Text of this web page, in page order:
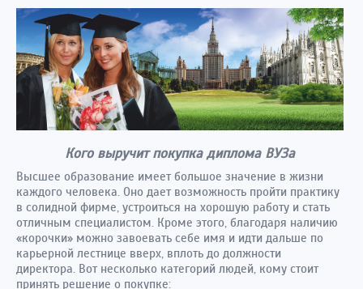
Кого выручит покупка диплома ВУЗа
Высшее образование имеет большое значение в жизни
каждого человека. Оно дает возможность пройти практику
в солидной фирме, устроиться на хорошую работу и стать
отличным специалистом. Кроме этого, благодаря наличию
«корочки» можно завоевать себе имя и идти дальше по
карьерной лестнице вверх, вплоть до должности
директора. Вот несколько категорий людей, кому стоит
принять решение о покупке: